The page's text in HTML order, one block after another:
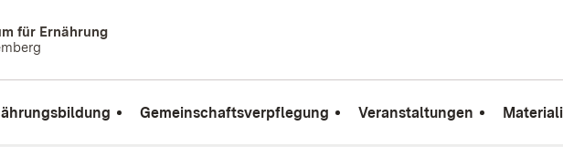
für Ernährung
Gemeinschaftsverpflegung Veranstaltungen